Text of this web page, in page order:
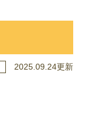
2025.09.24更新